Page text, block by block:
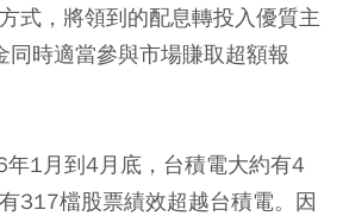
式，將領到的配息轉投入優質主
同時適當參與市場賺取超額報
1月到4月底，台積電大約有4
317檔股票績效超越台積電。因